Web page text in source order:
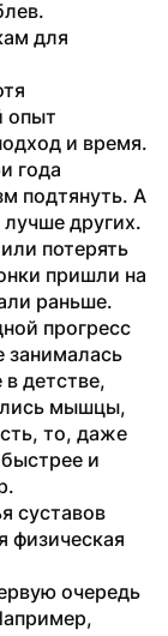
для
опыт
и время.
года
подтянуть. А
других.
потерять
пришли на
раньше.
прогресс
занималась
детстве,
мышцы,
то, даже
и
суставов
физическая
очередь